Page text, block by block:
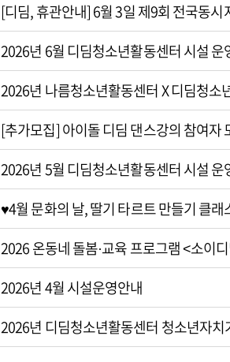
[디딤, 휴관안내] 6월 3일 제9회 전국동
2026년 6월 디딤청소년활동센터 시설 운
2026년 나름청소년활동센터 X 디딤청소
[추가모집] 아이돌 디딤 댄스강의 참여자
2026년 5월 디딤청소년활동센터 시설 운
♥4월 문화의 날, 딸기 타르트 만들기 클래
2026 온동네 돌봄·교육 프로그램 <소이
2026년 4월 시설운영안내
2026년 디딤청소년활동센터 청소년자